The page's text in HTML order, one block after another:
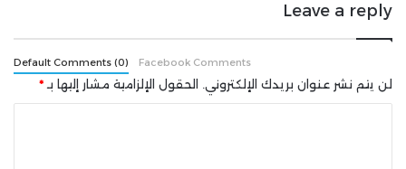
Leave a reply
Default Comments (0) Facebook Comments
لن يتم نشر عنوان بريدك الإلكتروني. الحقول الإلزامية مشار إليها بـ *